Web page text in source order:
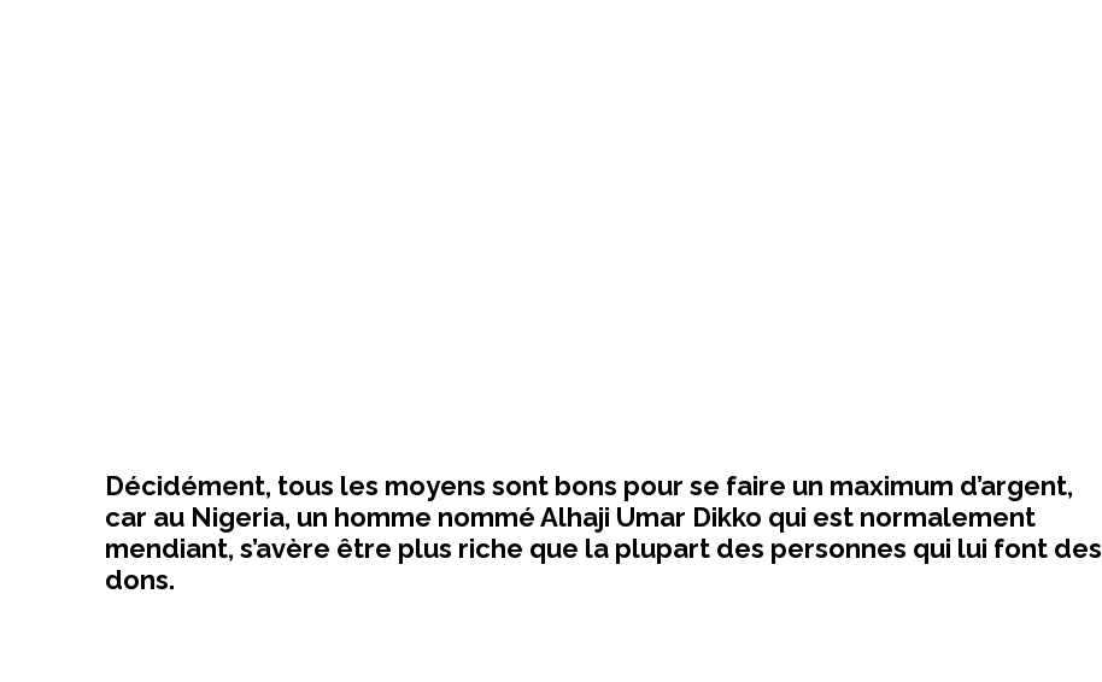
Décidément, tous les moyens sont bons pour se faire un maximum d’argent,
car au Nigeria, un homme nommé Alhaji Umar Dikko qui est normalement
mendiant, s’avère être plus riche que la plupart des personnes qui lui font des
dons.